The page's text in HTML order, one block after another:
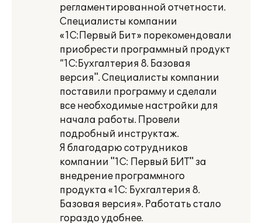
регламентированной отчетности.
Специалисты компании
«1С:Первый Бит» порекомендовали
приобрести программный продукт
“1С:Бухгалтерия 8. Базовая
версия". Специалисты компании
поставили программу и сделали
все необходимые настройки для
начала работы. Провели
подробный инструктаж.
Я благодарю сотрудников
компании "1С: Первый БИТ" за
внедрение программного
продукта «1С: Бухгалтерия 8.
Базовая версия». Работать стало
гораздо удобнее.